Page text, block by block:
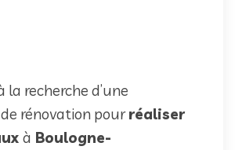
la recherche d’une
rénovation pourréaliser
à Boulogne-